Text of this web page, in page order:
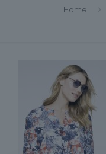
Home